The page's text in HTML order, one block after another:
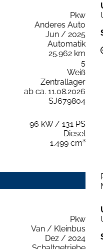
Pkw
Anderes Auto
Jun / 2025
Automatik
25.962 km
5
Weiß
Zentrallager
ab ca. 11.08.2026
SJ679804
96 kW / 131 PS
Diesel
1.499 cm³
Pkw
Van / Kleinbus
Dez / 2024